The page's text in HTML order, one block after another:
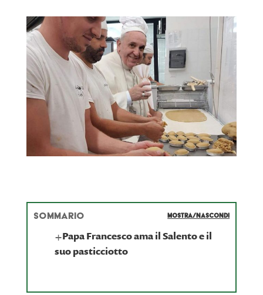
MOSTRA/NASCONDI
SOMMARIO
+Papa Francesco ama il Salento e il
suo pasticciotto